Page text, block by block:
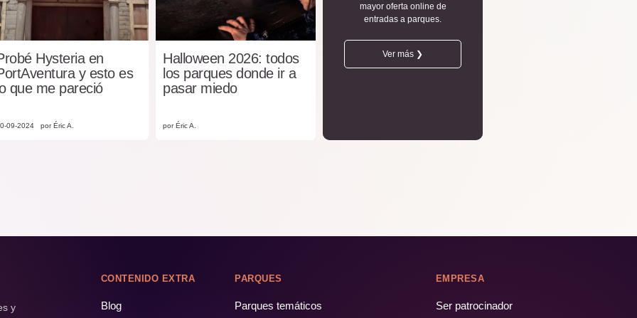
Hysteria en
y esto es
que me pareció
09-2024 por Éric A.
Halloween 2026: todos
los parques donde ir a
pasar miedo
por Éric A.
mayor oferta online de
entradas a parques.
Ver más ❯
y
CONTENIDO EXTRA
Blog
PARQUES
Parques temáticos
EMPRESA
Ser patrocinador